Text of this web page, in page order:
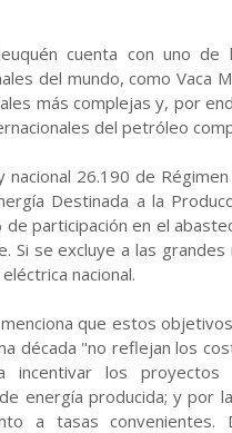
cuenta con uno
del mundo, como Vaca
más complejas y, por
del petróleo
26.190 de
Destinada a la
participación en el
Si se excluye a las
nacional.
que estos
década "no reflejan los
incentivar los
energía producida; y por
a tasas